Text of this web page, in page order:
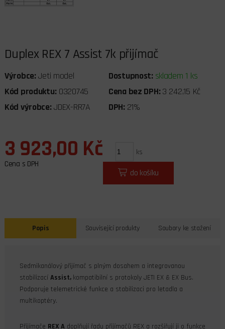
Duplex REX 7 Assist 7k přijímač
Výrobce: Jeti model Dostupnost: skladem 1 ks
Kód produktu: 0320745 Cena bez DPH: 3 242,15 Kč
Kód výrobce: JDEX-RR7A DPH: 21%
3 923,00 Kč
Cena s DPH
ks
do košíku
Popis Související produkty Soubory ke stažení
Sedmikanálový přijímač s plným dosahem a integrovanou
stabilizací Assist, kompatibilní s protokoly JETI EX & EX Bus.
Podporuje telemetrické funkce a stabilizaci pro letadla a
multikoptéry.
Přijímače REX Adoplňují řadu přijímačů REX a rozšiřují ji o funkce